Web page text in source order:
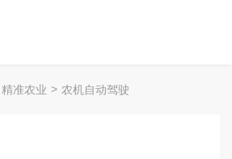
精准农业 农机自动驾驶